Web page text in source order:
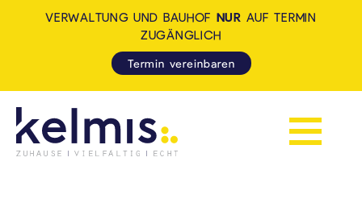
Navigation
VERWALTUNG UND BAUHOF NUR AUF TERMIN
ZUGÄNGLICH
Termin vereinbaren